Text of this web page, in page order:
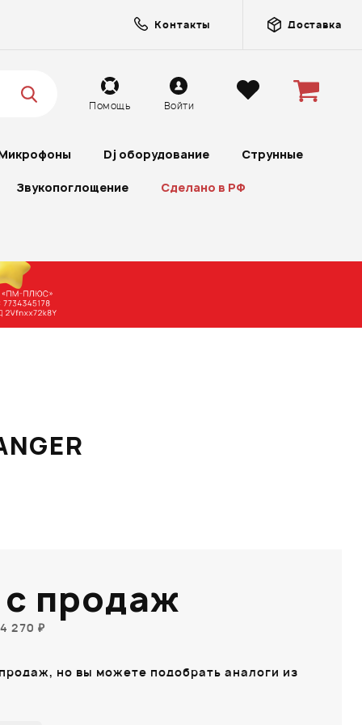
Контакты Доставка
Помощь Войти
Dj оборудование Струнные
Звукопоглощение Сделано в РФ
продаж
270 ₽
но вы можете подобрать аналоги из